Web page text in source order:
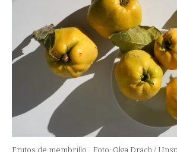
Frutos de membrillo. Foto: Olga Drach /